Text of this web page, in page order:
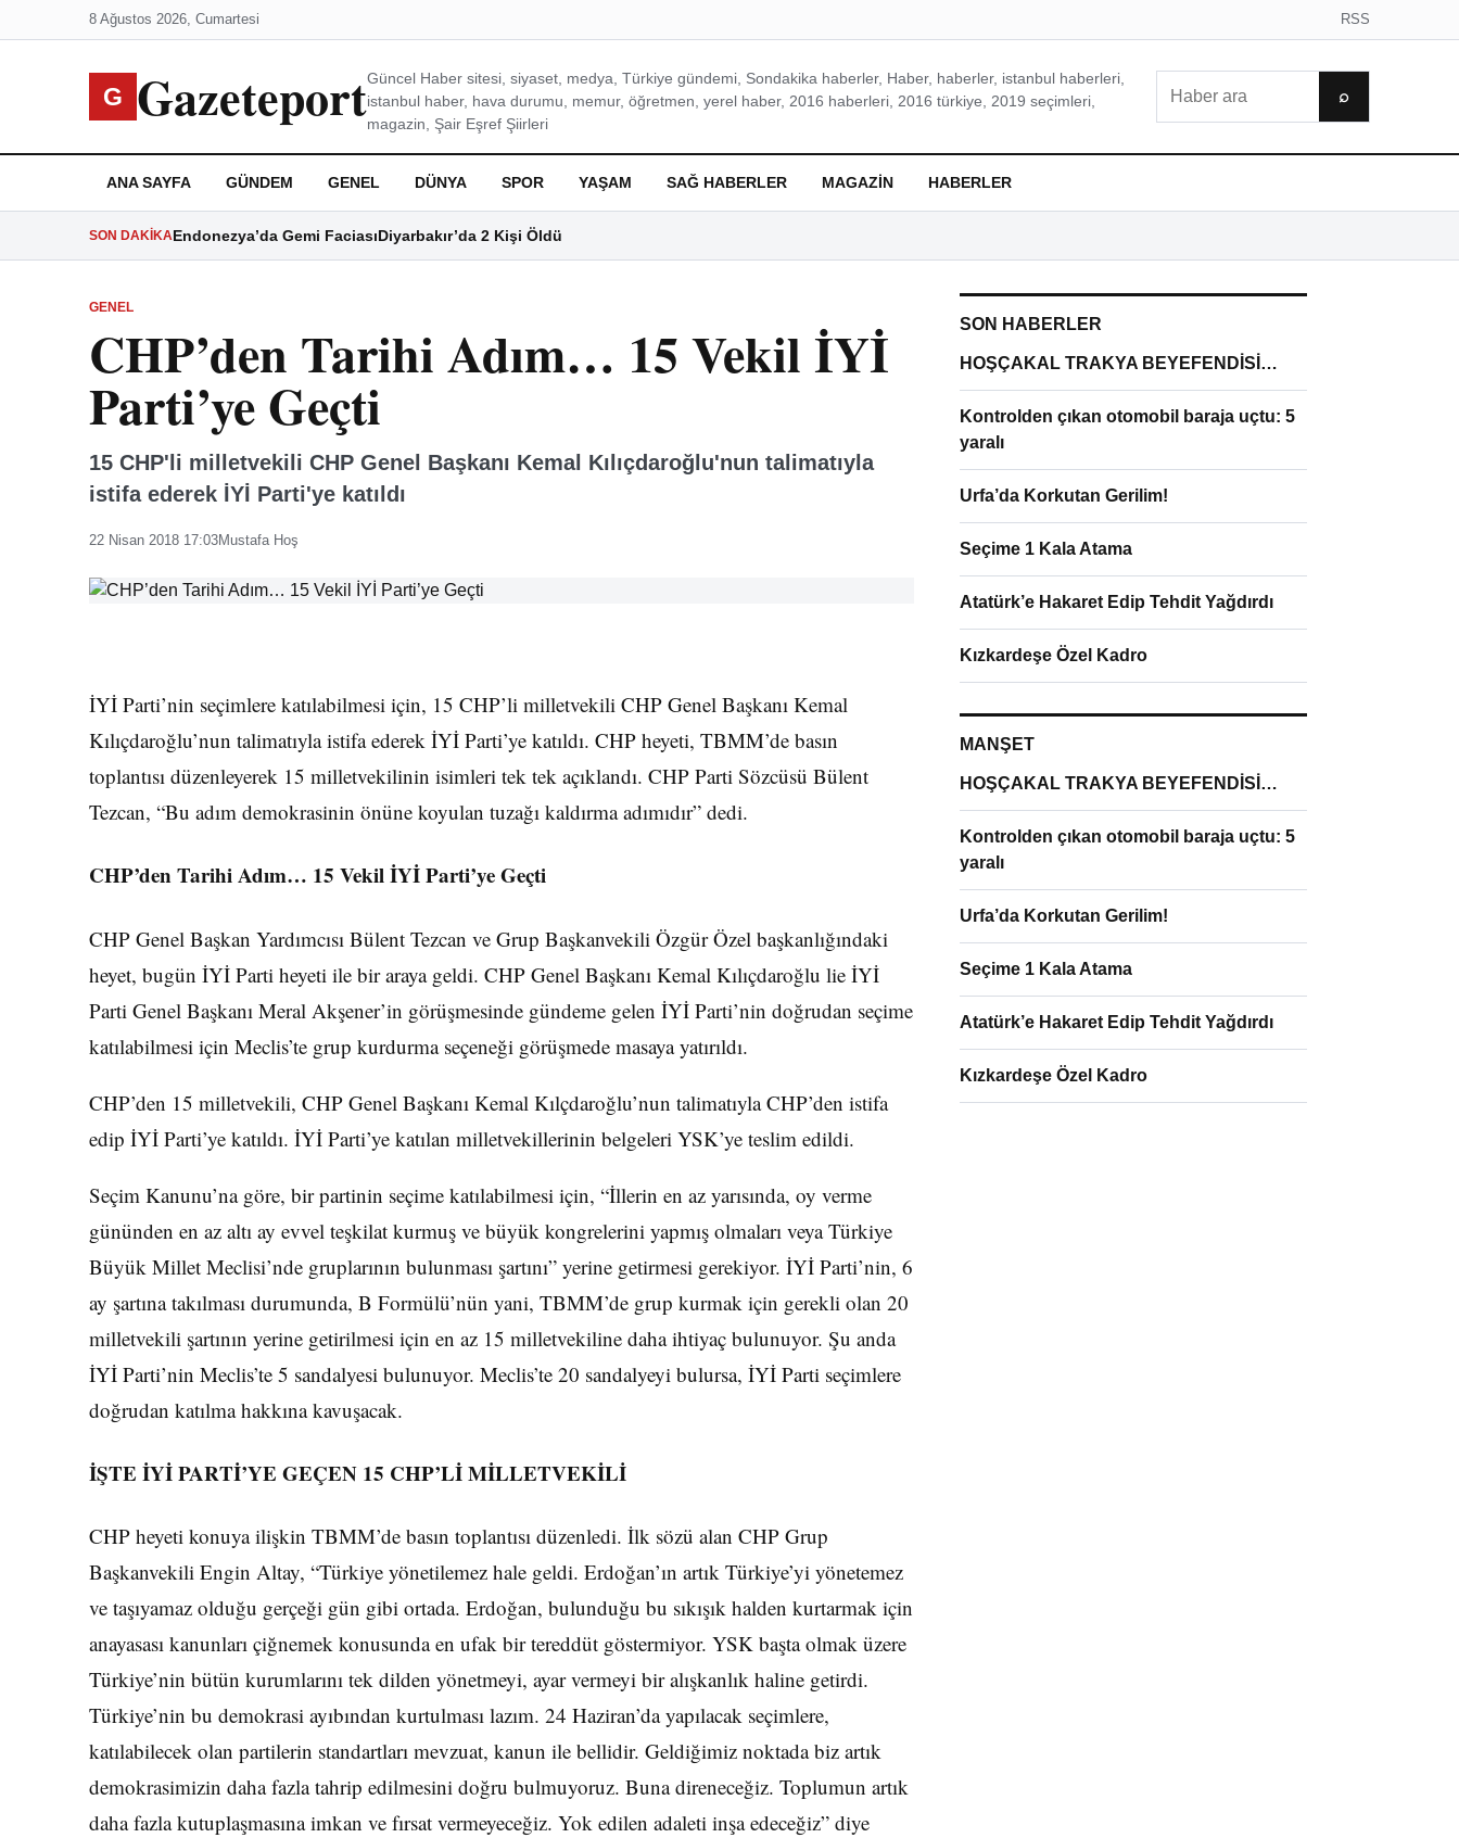
8 Ağustos 2026, Cumartesi RSS
G GazeteportGüncel Haber sitesi, siyaset, medya, Türkiye gündemi, Sondakika haberler, Haber, haberler, istanbul haberleri,
istanbul haber, hava durumu, memur, öğretmen, yerel haber, 2016 haberleri, 2016 türkiye, 2019 seçimleri,
magazin, Şair Eşref Şiirleri
⌕
ANA SAYFA GÜNDEM GENEL DÜNYA SPOR YAŞAM SAĞ HABERLER MAGAZIN HABERLER
SON DAKIKAEndonezya’da Gemi FaciasıDiyarbakır’da 2 Kişi Öldü
GENEL
CHP’den Tarihi Adım… 15 Vekil İYİ
Parti’ye Geçti
15 CHP'li milletvekili CHP Genel Başkanı Kemal Kılıçdaroğlu'nun talimatıyla
istifa ederek İYİ Parti'ye katıldı
22 Nisan 2018 17:03Mustafa Hoş
İYİ Parti’nin seçimlere katılabilmesi için, 15 CHP’li milletvekili CHP Genel Başkanı Kemal
Kılıçdaroğlu’nun talimatıyla istifa ederek İYİ Parti’ye katıldı. CHP heyeti, TBMM’de basın
toplantısı düzenleyerek 15 milletvekilinin isimleri tek tek açıklandı. CHP Parti Sözcüsü Bülent
Tezcan, “Bu adım demokrasinin önüne koyulan tuzağı kaldırma adımıdır” dedi.
CHP’den Tarihi Adım… 15 Vekil İYİ Parti’ye Geçti
CHP Genel Başkan Yardımcısı Bülent Tezcan ve Grup Başkanvekili Özgür Özel başkanlığındaki
heyet, bugün İYİ Parti heyeti ile bir araya geldi. CHP Genel Başkanı Kemal Kılıçdaroğlu lie İYİ
Parti Genel Başkanı Meral Akşener’in görüşmesinde gündeme gelen İYİ Parti’nin doğrudan seçime
katılabilmesi için Meclis’te grup kurdurma seçeneği görüşmede masaya yatırıldı.
CHP’den 15 milletvekili, CHP Genel Başkanı Kemal Kılçdaroğlu’nun talimatıyla CHP’den istifa
edip İYİ Parti’ye katıldı. İYİ Parti’ye katılan milletvekillerinin belgeleri YSK’ye teslim edildi.
Seçim Kanunu’na göre, bir partinin seçime katılabilmesi için, “İllerin en az yarısında, oy verme
gününden en az altı ay evvel teşkilat kurmuş ve büyük kongrelerini yapmış olmaları veya Türkiye
Büyük Millet Meclisi’nde gruplarının bulunması şartını” yerine getirmesi gerekiyor. İYİ Parti’nin, 6
ay şartına takılması durumunda, B Formülü’nün yani, TBMM’de grup kurmak için gerekli olan 20
milletvekili şartının yerine getirilmesi için en az 15 milletvekiline daha ihtiyaç bulunuyor. Şu anda
İYİ Parti’nin Meclis’te 5 sandalyesi bulunuyor. Meclis’te 20 sandalyeyi bulursa, İYİ Parti seçimlere
doğrudan katılma hakkına kavuşacak.
İŞTE İYİ PARTİ’YE GEÇEN 15 CHP’Lİ MİLLETVEKİLİ
CHP heyeti konuya ilişkin TBMM’de basın toplantısı düzenledi. İlk sözü alan CHP Grup
Başkanvekili Engin Altay, “Türkiye yönetilemez hale geldi. Erdoğan’ın artık Türkiye’yi yönetemez
ve taşıyamaz olduğu gerçeği gün gibi ortada. Erdoğan, bulunduğu bu sıkışık halden kurtarmak için
anayasası kanunları çiğnemek konusunda en ufak bir tereddüt göstermiyor. YSK başta olmak üzere
Türkiye’nin bütün kurumlarını tek dilden yönetmeyi, ayar vermeyi bir alışkanlık haline getirdi.
Türkiye’nin bu demokrasi ayıbından kurtulması lazım. 24 Haziran’da yapılacak seçimlere,
katılabilecek olan partilerin standartları mevzuat, kanun ile bellidir. Geldiğimiz noktada biz artık
demokrasimizin daha fazla tahrip edilmesini doğru bulmuyoruz. Buna direneceğiz. Toplumun artık
daha fazla kutuplaşmasına imkan ve fırsat vermeyeceğiz. Yok edilen adaleti inşa edeceğiz” diye
SON HABERLER
HOŞÇAKAL TRAKYA BEYEFENDİSİ…
Kontrolden çıkan otomobil baraja uçtu: 5
yaralı
Urfa’da Korkutan Gerilim!
Seçime 1 Kala Atama
Atatürk’e Hakaret Edip Tehdit Yağdırdı
Kızkardeşe Özel Kadro
MANŞET
HOŞÇAKAL TRAKYA BEYEFENDİSİ…
Kontrolden çıkan otomobil baraja uçtu: 5
yaralı
Urfa’da Korkutan Gerilim!
Seçime 1 Kala Atama
Atatürk’e Hakaret Edip Tehdit Yağdırdı
Kızkardeşe Özel Kadro